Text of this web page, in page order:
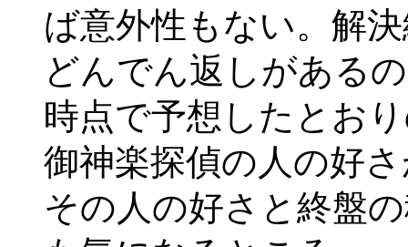
ば意外性もない。解
どんでん返しがある
時点で予想したとお
御神楽探偵の人の好
その人の好さと終盤